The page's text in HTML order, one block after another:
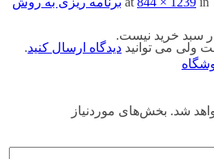
سبد خرید نیست.
ولی می توانید دیدگاه ارسال کنید.
شد. بخش‌های موردنیاز